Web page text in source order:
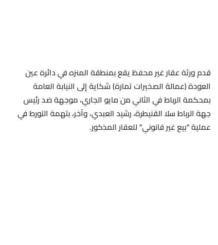
قدم ورثة عقار غير محفظ يقع بمنطقة المنزه في دائرة عين
العودة (عمالة الصخيرات تمارة) شكاية إلى النيابة العامة
بمحكمة الرباط في الثاني من مايو الجاري، موجهة ضد رئيس
جهة الرباط سلا القنيطرة، رشيد العبدي، وآخر، بتهمة التورط في
عملية “بيع غير قانوني” للعقار المذكور.